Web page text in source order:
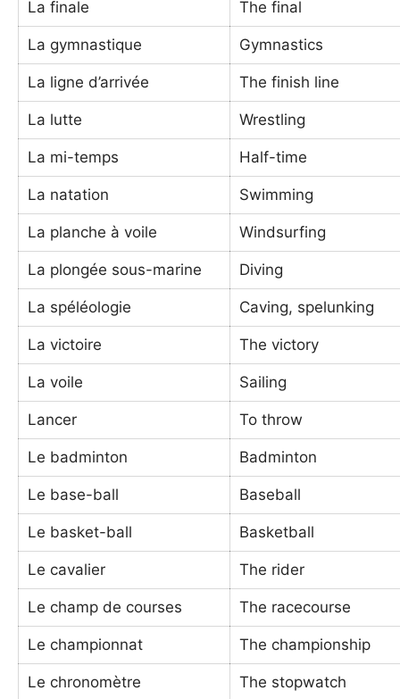
La finale The final
La gymnastique Gymnastics
La ligne d’arrivée The finish line
La lutte Wrestling
La mi-temps Half-time
La natation Swimming
La planche à voile Windsurfing
La plongée sous-marine Diving
La spéléologie Caving, spelunking
La victoire The victory
La voile Sailing
Lancer To throw
Le badminton Badminton
Le base-ball Baseball
Le basket-ball Basketball
Le cavalier The rider
Le champ de courses The racecourse
Le championnat The championship
Le chronomètre The stopwatch